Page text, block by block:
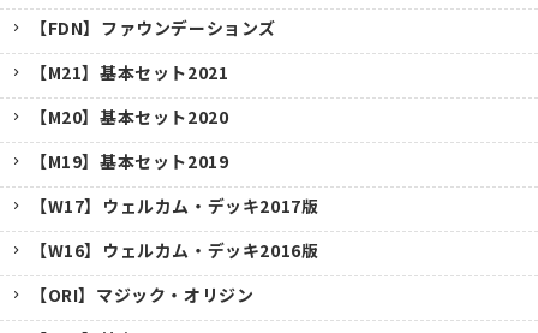
【FDN】ファウンデーションズ
【M21】基本セット2021
【M20】基本セット2020
【M19】基本セット2019
【W17】ウェルカム・デッキ2017版
【W16】ウェルカム・デッキ2016版
【ORI】マジック・オリジン